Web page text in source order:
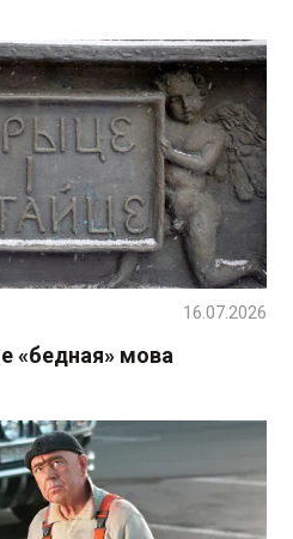
«бедная» мова
16.07.2026